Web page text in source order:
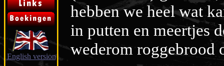
English version
hebben we heel wat
in putten en meertjes
wederom roggebrood